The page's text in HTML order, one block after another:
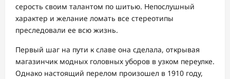
серость своим талантом по шитью. Непослушный
характер и желание ломать все стереотипы
преследовали ее всю жизнь.
Первый шаг на пути к славе она сделала, открывая
магазинчик модных головных уборов в узком переулке.
Однако настоящий перелом произошел в 1910 году,